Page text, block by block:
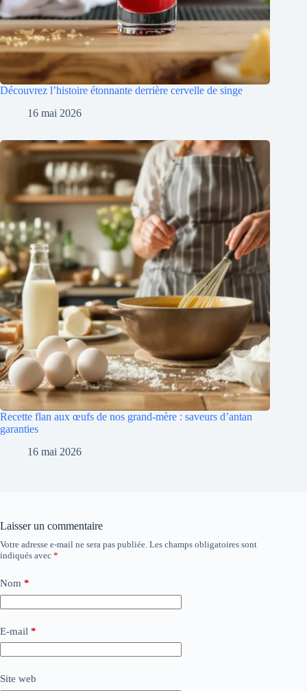
Découvrez l’histoire étonnante derrière cervelle de singe
16 mai 2026
Recette flan aux œufs de nos grand-mère : saveurs d’antan
garanties
16 mai 2026
Laisser un commentaire
Votre adresse e-mail ne sera pas publiée. Les champs obligatoires sont
indiqués avec *
Nom *
E-mail *
Site web